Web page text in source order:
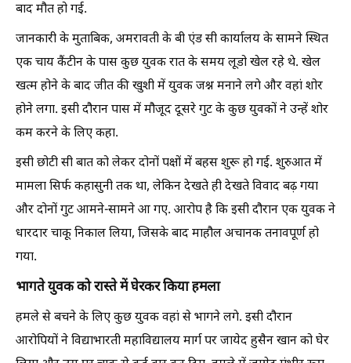
बाद मौत हो गई.
जानकारी के मुताबिक, अमरावती के बी एंड सी कार्यालय के सामने स्थित
एक चाय कैंटीन के पास कुछ युवक रात के समय लूडो खेल रहे थे. खेल
खत्म होने के बाद जीत की खुशी में युवक जश्न मनाने लगे और वहां शोर
होने लगा. इसी दौरान पास में मौजूद दूसरे गुट के कुछ युवकों ने उन्हें शोर
कम करने के लिए कहा.
इसी छोटी सी बात को लेकर दोनों पक्षों में बहस शुरू हो गई. शुरुआत में
मामला सिर्फ कहासुनी तक था, लेकिन देखते ही देखते विवाद बढ़ गया
और दोनों गुट आमने-सामने आ गए. आरोप है कि इसी दौरान एक युवक ने
धारदार चाकू निकाल लिया, जिसके बाद माहौल अचानक तनावपूर्ण हो
गया.
भागते युवक को रास्ते में घेरकर किया हमला
हमले से बचने के लिए कुछ युवक वहां से भागने लगे. इसी दौरान
आरोपियों ने विद्याभारती महाविद्यालय मार्ग पर जायेद हुसैन खान को घेर